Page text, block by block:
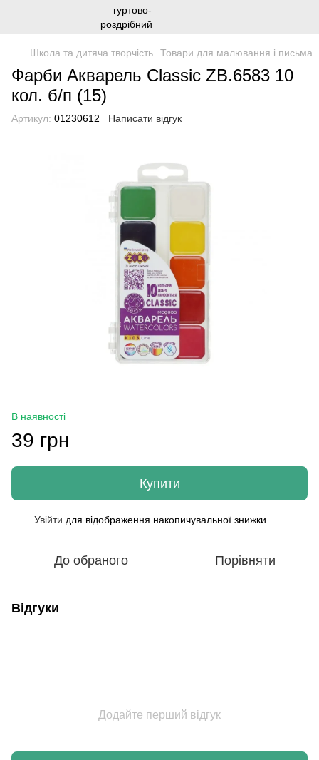
Школа та дитяча творчість Товари для малювання і письма
Фарби Акварель Classic ZB.6583 10
кол. б/п (15)
Артикул: 01230612 Написати відгук
В наявності
39 грн
Купити
Увійти для відображення накопичувальної знижки
До обраного Порівняти
Відгуки
Додайте перший відгук